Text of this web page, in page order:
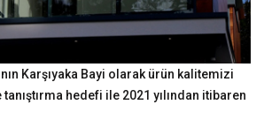
Karşıyaka Bayi olarak ürün kalitemizi
hedefi ile 2021 yılından itibaren